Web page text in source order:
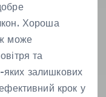
Хороша
може
та
залишкових
крок у